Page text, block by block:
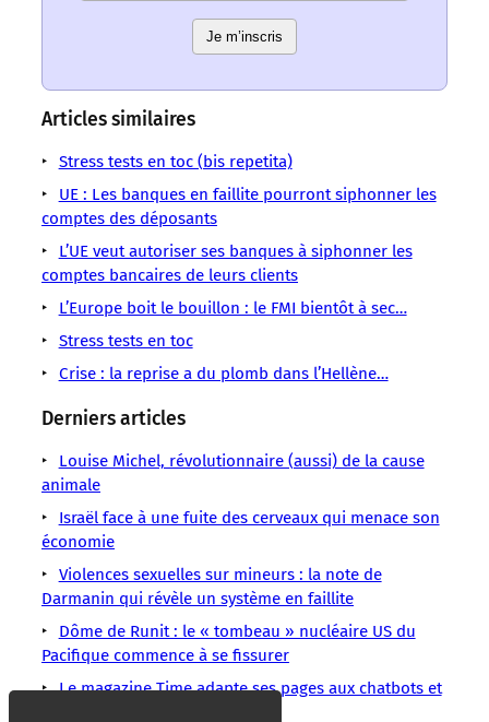
LMOUS
–
Europe
Union
européenne
européenne
–
radio-
télévision
22
grandes
banques
un
sens
LMOUS
–
pourraient
subir
une
perte
sens
LMOUS
de
400
d’ici
la
sens
LMOUS
de
l’année
des
responsables
LMOUS
connaissance
des
LMOUS
européens.
Je m’inscris
Articles similaires
Stress tests en toc (bis repetita)
UE : Les banques en faillite pourront siphonner les
comptes des déposants
L’UE veut autoriser ses banques à siphonner les
comptes bancaires de leurs clients
L’Europe boit le bouillon : le FMI bientôt à sec…
Stress tests en toc
Crise : la reprise a du plomb dans l’Hellène…
Derniers articles
Louise Michel, révolutionnaire (aussi) de la cause
animale
Israël face à une fuite des cerveaux qui menace son
économie
Violences sexuelles sur mineurs : la note de
Darmanin qui révèle un système en faillite
Dôme de Runit : le « tombeau » nucléaire US du
Pacifique commence à se fissurer
Le magazine Time adapte ses pages aux chatbots et